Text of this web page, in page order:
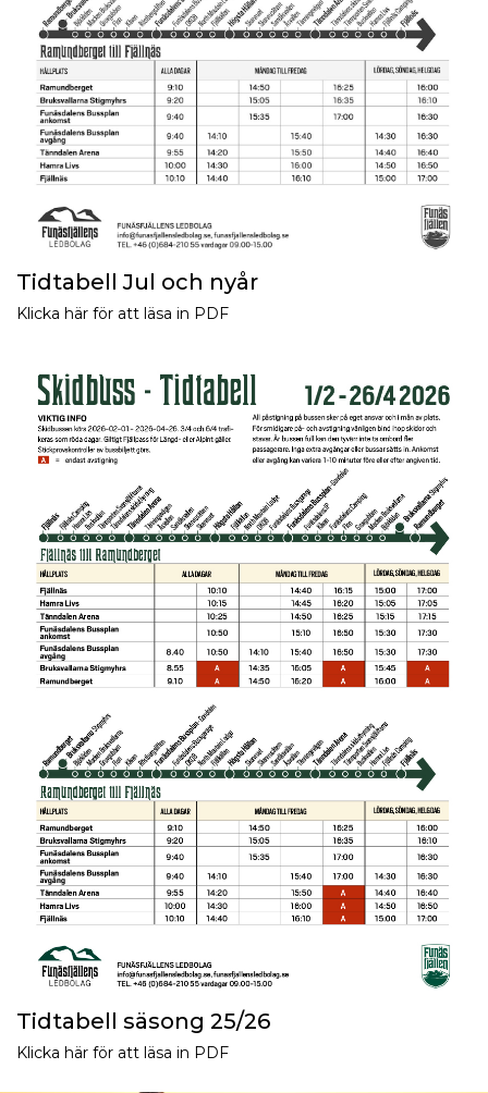
Tidtabell Jul och nyår
Klicka här för att läsa in PDF
Tidtabell säsong 25/26
Klicka här för att läsa in PDF